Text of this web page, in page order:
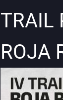
TRAIL
ROJA